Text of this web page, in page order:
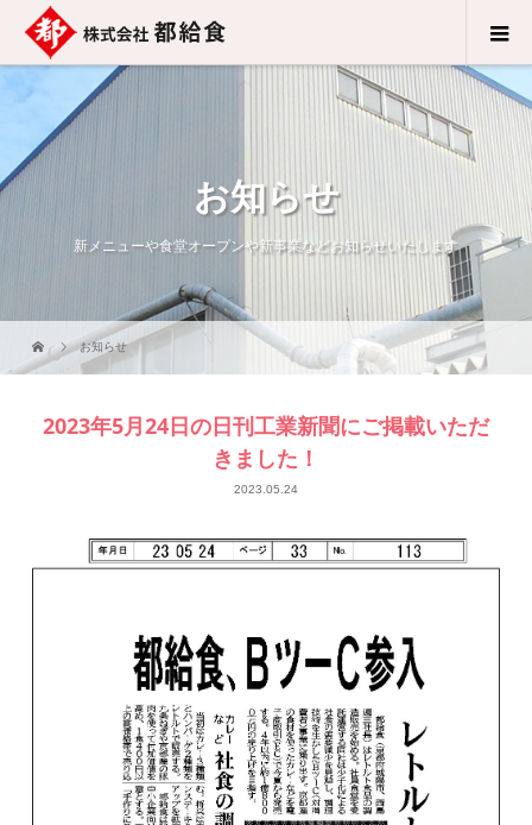
お知らせ
新メニューや食堂オープンや新事業などお知らせいたします
お知らせ
2023年5月24日の日刊工業新聞にご掲載いただ
きました！
2023.05.24